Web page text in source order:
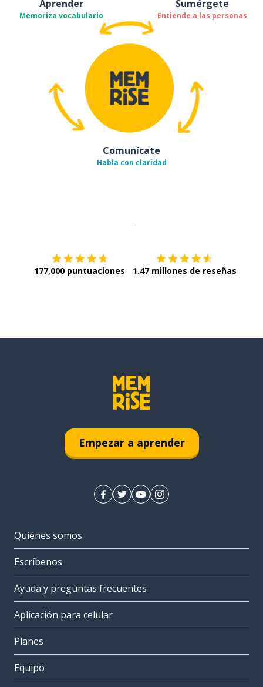
Aprender
Memoriza vocabulario
Sumérgete
Entiende a las personas
Comunícate
Habla con claridad
177,000 puntuaciones 1.47 millones de reseñas
Empezar a aprender
Quiénes somos
Escríbenos
Ayuda y preguntas frecuentes
Aplicación para celular
Planes
Equipo